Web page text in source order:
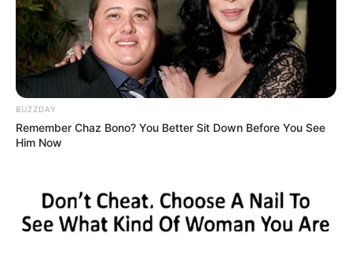
BUZZDAY
Remember Chaz Bono? You Better Sit Down Before You See
Him Now